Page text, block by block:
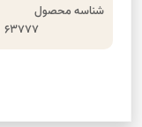
شناسه محصول
63777